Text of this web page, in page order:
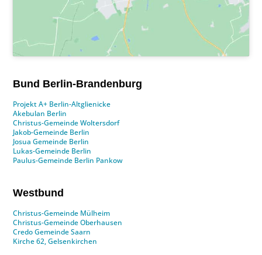
Bund Berlin-Brandenburg
Projekt A+ Berlin-Altglienicke
Akebulan Berlin
Christus-Gemeinde Woltersdorf
Jakob-Gemeinde Berlin
Josua Gemeinde Berlin
Lukas-Gemeinde Berlin
Paulus-Gemeinde Berlin Pankow
Westbund
Christus-Gemeinde Mülheim
Christus-Gemeinde Oberhausen
Credo Gemeinde Saarn
Kirche 62, Gelsenkirchen